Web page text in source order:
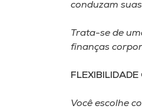
conduzam
Trata-se de
finanças
Você escolhe